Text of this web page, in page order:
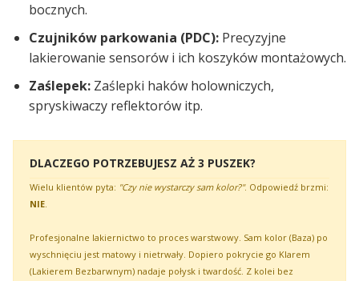
bocznych.
Czujników parkowania (PDC): Precyzyjne
lakierowanie sensorów i ich koszyków montażowych.
Zaślepek: Zaślepki haków holowniczych,
spryskiwaczy reflektorów itp.
DLACZEGO POTRZEBUJESZ AŻ 3 PUSZEK?
Wielu klientów pyta: "Czy nie wystarczy sam kolor?". Odpowiedź brzmi:
NIE.
Profesjonalne lakiernictwo to proces warstwowy. Sam kolor (Baza) po
wyschnięciu jest matowy i nietrwały. Dopiero pokrycie go Klarem
(Lakierem Bezbarwnym) nadaje połysk i twardość. Z kolei bez